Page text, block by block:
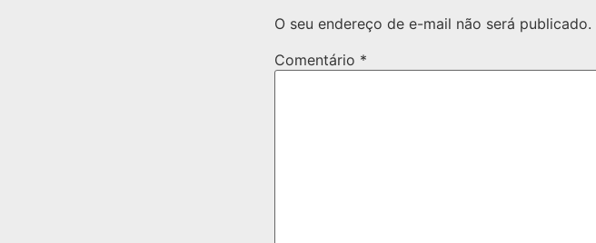
O seu endereço de e-mail não será publicado.
Comentário *